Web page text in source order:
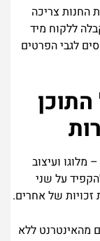
החנות צריכה
ללקוח מיד
לגבי הפרטים
התוכן
מלוגו ועיצוב
על שני
זכויות של אחרים.
מהאינטרנט ללא